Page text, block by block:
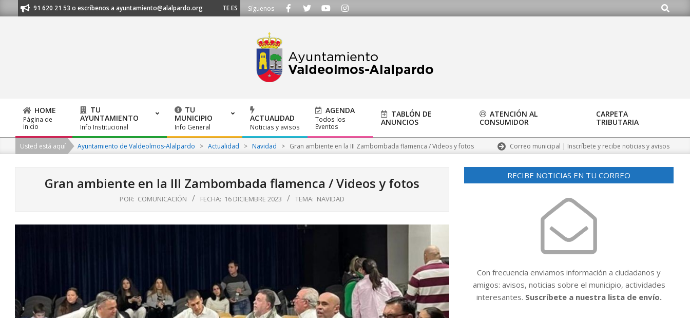
to
al 91 620 21 53 o escríbenos a ayuntamiento@alalpardo.org TE ESCUCHAMOS - Llámanos al 91 620 21 53 o escríbenos a ayuntamiento@alalpardo.org
Síguenos Buscar
Primary
Navigation
Menu
HOME
Página de
inicio
TU
AYUNTAMIENTO
Info Institucional
TU
MUNICIPIO
Info General
ACTUALIDAD
Noticias y avisos
AGENDA
Todos los
Eventos
TABLÓN DE
ANUNCIOS
ATENCIÓN AL
CONSUMIDOR
CARPETA
TRIBUTARIA
Usted está aquí Ayuntamiento de Valdeolmos-Alalpardo > Actualidad > Navidad > Gran ambiente en la III Zambombada flamenca / Videos y fotos Correo municipal | Inscríbete y recibe noticias y avisos
Gran ambiente en la III Zambombada flamenca / Videos y fotos
POR: COMUNICACIÓN FECHA: 16 DICIEMBRE 2023 TEMA: NAVIDAD
RECIBE NOTICIAS EN TU CORREO
Con frecuencia enviamos información a ciudadanos y
amigos: avisos, noticias sobre el municipio, actividades
interesantes. Suscríbete a nuestra lista de envío.